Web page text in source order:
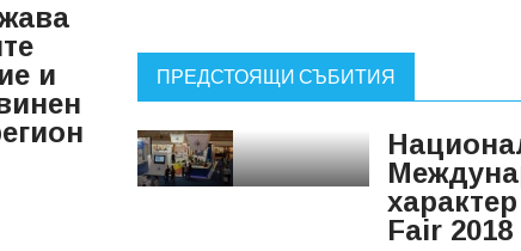
и
ПРЕДСТОЯЩИ СЪБИТИЯ
Fair 2018